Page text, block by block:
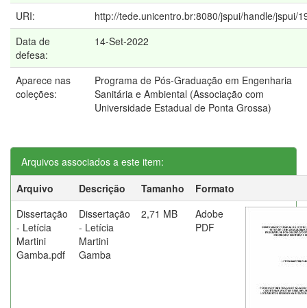
URI:
http://tede.unicentro.br:8080/jspui/handle/jspui/
Data de
defesa:
14-Set-2022
Aparece nas
coleções:
Programa de Pós-Graduação em Engenharia
Sanitária e Ambiental (Associação com
Universidade Estadual de Ponta Grossa)
Arquivos associados a este item:
Arquivo
Descrição Tamanho
Formato
Dissertação
- Letícia
Martini
Gamba.pdf
Dissertação
- Letícia
Martini
Gamba
2,71 MB
Adobe
PDF